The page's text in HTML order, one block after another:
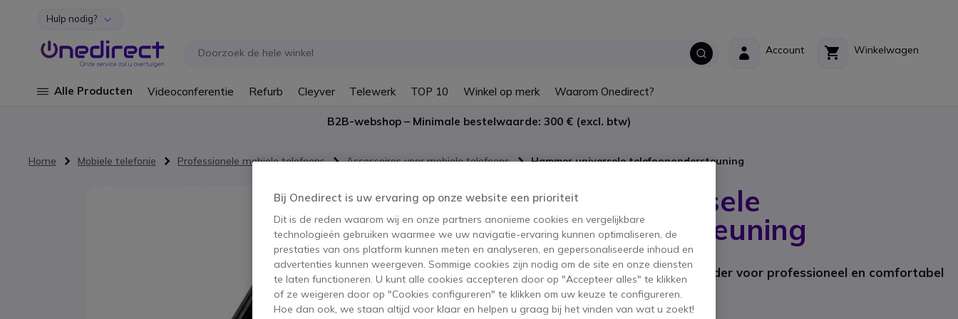
Ga naar de inhoud
Hulp nodig?
Winkelwagen
Account
Alle Producten Videoconferentie Refurb Cleyver Telewerk TOP 10 Winkel op merk Waarom Onedirect?
B2B-webshop – Minimale bestelwaarde: 300 € (excl. btw)
Home Mobiele telefonie Professionele mobiele telefoons Accessoires voor mobiele telefoons Hammer universele telefoonondersteuning
Hammer universele
telefoonondersteuning
SKU MYPAKC001226 // Referentie fabrikant: AKC001226
Robuuste en verstelbare telefoonhouder voor professioneel en comfortabel
gebruik.
BESPAAR 7,00 €
Bij Onedirect is uw ervaring op onze website een prioriteit
Dit is de reden waarom wij en onze partners anonieme cookies en vergelijkbare
technologieën gebruiken waarmee we uw navigatie-ervaring kunnen optimaliseren, de
prestaties van ons platform kunnen meten en analyseren, en gepersonaliseerde inhoud en
advertenties kunnen weergeven. Sommige cookies zijn nodig om de site en onze diensten
te laten functioneren. U kunt alle cookies accepteren door op "Accepteer alles" te klikken
of ze weigeren door op "Cookies configureren" te klikken om uw keuze te configureren.
Hoe dan ook, we staan altijd voor klaar en helpen u graag bij het vinden van wat u zoekt!